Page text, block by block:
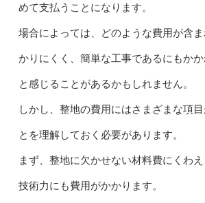
めて支払うことになります。
場合によっては、どのような費用が含
かりにくく、簡単な工事であるにもか
と感じることがあるかもしれません。
しかし、整地の費用にはさまざまな項
とを理解しておく必要があります。
まず、整地に欠かせない材料費にくわ
技術力にも費用がかかります。